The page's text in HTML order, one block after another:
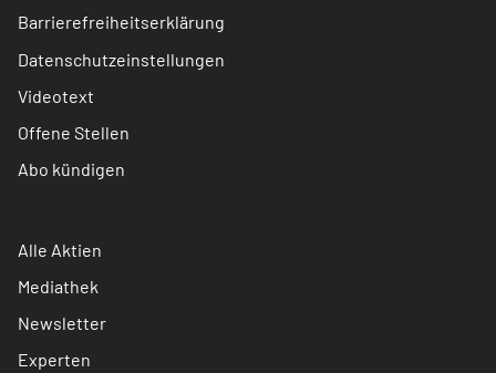
Barrierefreiheitserklärung
Datenschutzeinstellungen
Videotext
Offene Stellen
Abo kündigen
Alle Aktien
Mediathek
Newsletter
Experten